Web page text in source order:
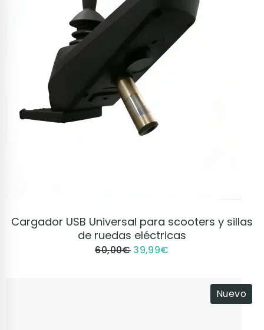
VER PRODUCTO
Cargador USB Universal para scooters y sillas
de ruedas eléctricas
60,00€ 39,99€
Nuevo